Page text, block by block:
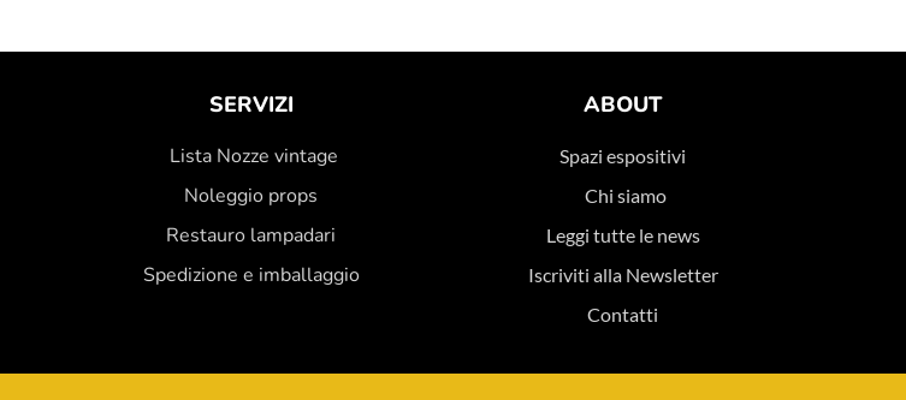
SERVIZI
Lista Nozze vintage
Noleggio props
Restauro lampadari
Spedizione e imballaggio
ABOUT
Spazi espositivi
Chi siamo
Leggi tutte le news
Iscriviti alla Newsletter
Contatti